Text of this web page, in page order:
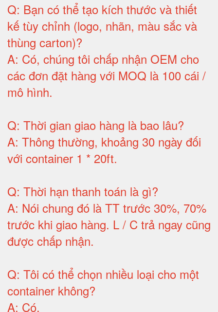
Q: Bạn có thể tạo kích thước và thiết
kế tùy chỉnh (logo, nhãn, màu sắc và
thùng carton)?
A: Có, chúng tôi chấp nhận OEM cho
các đơn đặt hàng với MOQ là 100 cái /
mô hình.
Q: Thời gian giao hàng là bao lâu?
A: Thông thường, khoảng 30 ngày đối
với container 1 * 20ft.
Q: Thời hạn thanh toán là gì?
A: Nói chung đó là TT trước 30%, 70%
trước khi giao hàng. L / C trả ngay cũng
được chấp nhận.
Q: Tôi có thể chọn nhiều loại cho một
container không?
A: Có.